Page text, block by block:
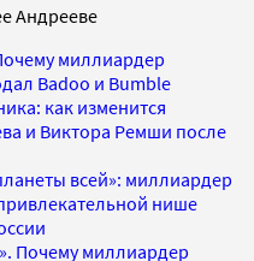
Андрееве
миллиардер
Badoo и Bumble
как изменится
и Виктора Ремши после
всей»: миллиардер
нише
Почему миллиардер